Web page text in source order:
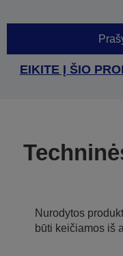
EIKITE Į ŠIO
Nurodytos
būti keičiamos iš